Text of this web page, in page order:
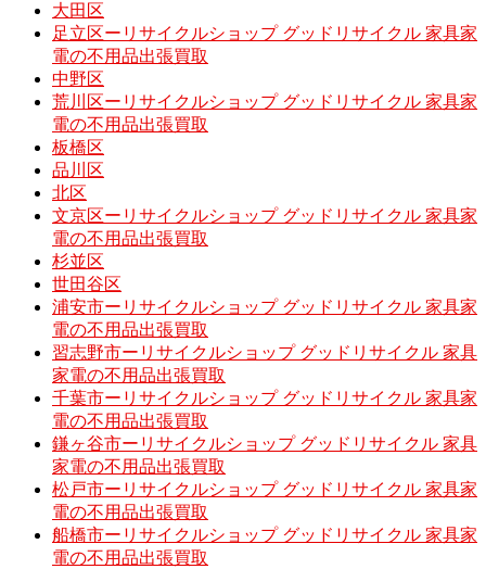
大田区
足立区ーリサイクルショップ グッドリサイクル 家具家
電の不用品出張買取
中野区
荒川区ーリサイクルショップ グッドリサイクル 家具家
電の不用品出張買取
板橋区
品川区
北区
文京区ーリサイクルショップ グッドリサイクル 家具家
電の不用品出張買取
杉並区
世田谷区
浦安市ーリサイクルショップ グッドリサイクル 家具家
電の不用品出張買取
習志野市ーリサイクルショップ グッドリサイクル 家具
家電の不用品出張買取
千葉市ーリサイクルショップ グッドリサイクル 家具家
電の不用品出張買取
鎌ヶ谷市ーリサイクルショップ グッドリサイクル 家具
家電の不用品出張買取
松戸市ーリサイクルショップ グッドリサイクル 家具家
電の不用品出張買取
船橋市ーリサイクルショップ グッドリサイクル 家具家
電の不用品出張買取